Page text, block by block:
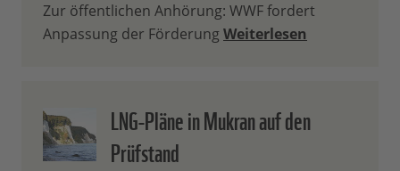
Zur öffentlichen Anhörung: WWF fordert
Anpassung der FörderungWeiterlesen
LNG-Pläne in Mukran auf den
Prüfstand